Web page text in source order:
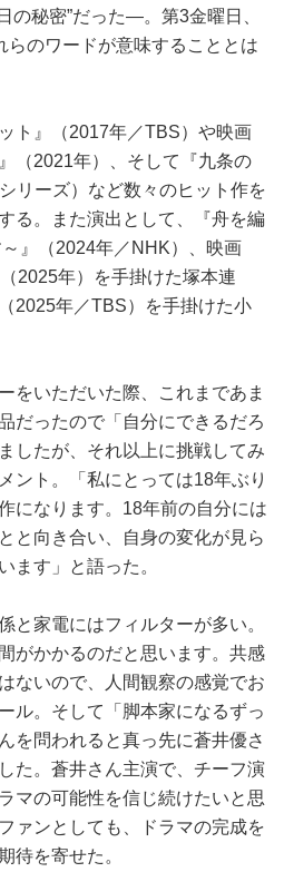
の秘密”だった―。第3金曜日、
のワードが意味することとは
ト』（2017年／TBS）や映画
（2021年）、そして『九条の
リーズ）など数々のヒット作を
る。また演出として、『舟を編
』（2024年／NHK）、映画
2025年）を手掛けた塚本連
2025年／TBS）を手掛けた小
をいただいた際、これまであま
だったので「自分にできるだろ
したが、それ以上に挑戦してみ
ント。「私にとっては18年ぶり
になります。18年前の自分には
と向き合い、自身の変化が見ら
ます」と語った。
家電にはフィルターが多い。
がかかるのだと思います。共感
ないので、人間観察の感覚でお
ル。そして「脚本家になるずっ
を問われると真っ先に蒼井優さ
た。蒼井さん主演で、チーフ演
マの可能性を信じ続けたいと思
ァンとしても、ドラマの完成を
待を寄せた。